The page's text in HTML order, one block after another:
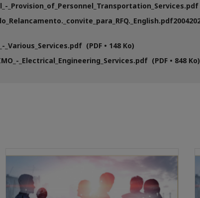
_Provision_of_Personnel_Transportation_Services.pdf
_Various_Services.pdf (PDF • 148 Ko)
_Electrical_Engineering_Services.pdf (PDF • 848 Ko)